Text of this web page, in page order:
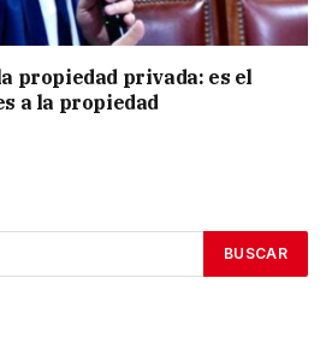
propiedad privada: es el
a la propiedad